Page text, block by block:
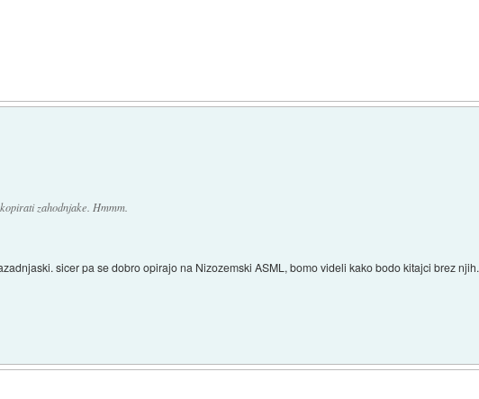
zahodnjake. Hmmm.
sicer pa se dobro opirajo na Nizozemski ASML, bomo videli kako bodo kitajci brez njih.